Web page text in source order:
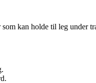
kan holde til leg under